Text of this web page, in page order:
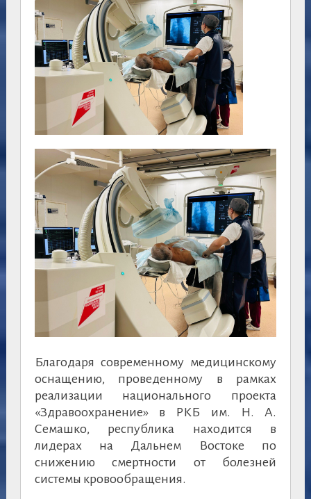
Благодаря современному медицинскому
оснащению, проведенному в рамках
реализации национального проекта
«Здравоохранение» в РКБ им. Н. А.
Семашко, республика находится в
лидерах на Дальнем Востоке по
снижению смертности от болезней
системы кровообращения.